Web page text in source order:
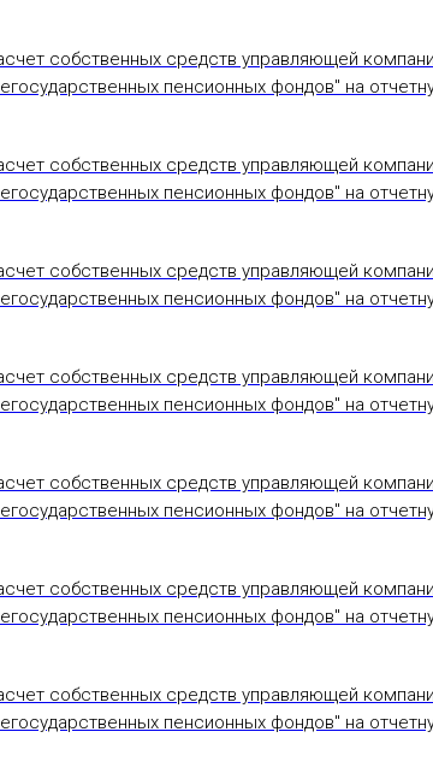
собственных средств управляющей
пенсионных фондов" на
собственных средств управляющей
пенсионных фондов" на
собственных средств управляющей
пенсионных фондов" на
собственных средств управляющей
пенсионных фондов" на
собственных средств управляющей
пенсионных фондов" на
собственных средств управляющей
пенсионных фондов" на
собственных средств управляющей
пенсионных фондов" на